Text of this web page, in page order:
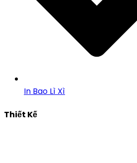
In Bao Lì Xì
Thiết Kế